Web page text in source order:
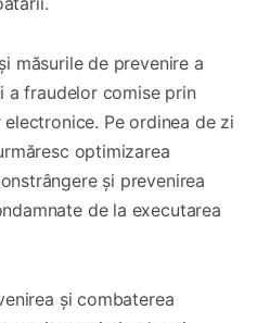
măsurile de prevenire a
a fraudelor comise prin
Pe ordinea de zi
optimizarea
și prevenirea
de la executarea
și combaterea